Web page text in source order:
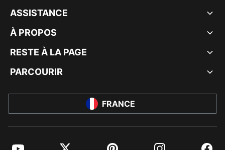
ASSISTANCE
À PROPOS
RESTE À LA PAGE
PARCOURIR
FRANCE